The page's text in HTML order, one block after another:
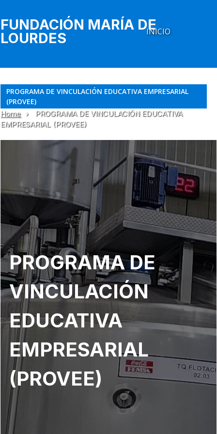
FUNDACIÓN MARÍA DE
LOURDES
INICIO
PROGRAMA DE VINCULACIÓN EDUCATIVA EMPRESARIAL
(PROVEE)
Home ›
PROGRAMA DE VINCULACIÓN EDUCATIVA
EMPRESARIAL (PROVEE)
PROGRAMA DE
VINCULACIÓN
EDUCATIVA
EMPRESARIAL
(PROVEE)